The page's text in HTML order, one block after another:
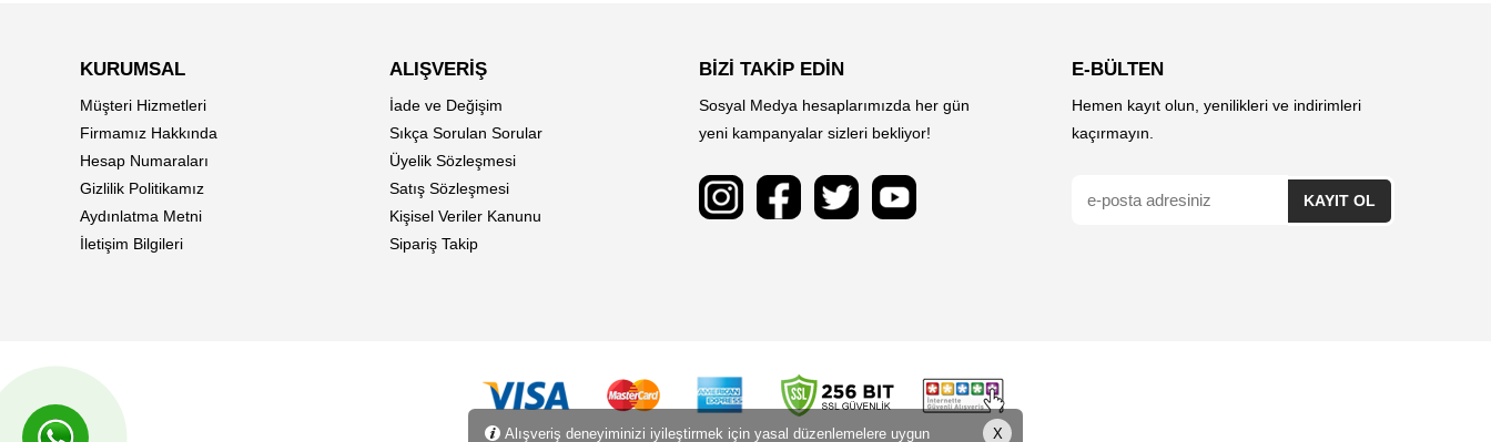
KURUMSAL ALIŞVERİŞ BİZİ TAKİP EDİN E-BÜLTEN
Müşteri Hizmetleri
Firmamız Hakkında
Hesap Numaraları
Gizlilik Politikamız
Aydınlatma Metni
İletişim Bilgileri
İade ve Değişim
Sıkça Sorulan Sorular
Üyelik Sözleşmesi
Satış Sözleşmesi
Kişisel Veriler Kanunu
Sipariş Takip
Sosyal Medya hesaplarımızda her gün
yeni kampanyalar sizleri bekliyor!
Hemen kayıt olun, yenilikleri ve indirimleri
kaçırmayın.
Alışveriş deneyiminizi iyileştirmek için yasal düzenlemelere uygun X